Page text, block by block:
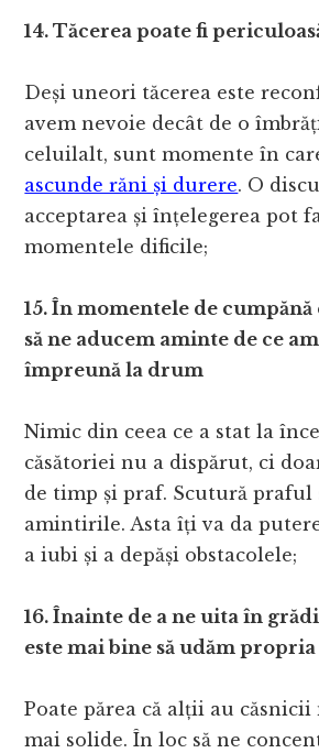
14. Tăcerea poate fi
Deși uneori tăcerea este
avem nevoie decât de o
celuilalt, sunt momente în
ascunde răni și durere. O
acceptarea și înțelegerea pot
momentele dificile;
15. În momentele de
să ne aducem aminte de ce
împreună la drum
Nimic din ceea ce a stat la
căsătoriei nu a dispărut, ci
de timp și praf. Scutură praful
amintirile. Asta îți va da
a iubi și a depăși obstacolele;
16. Înainte de a ne uita în
este mai bine să udăm
Poate părea că alții au
mai solide. În loc să ne